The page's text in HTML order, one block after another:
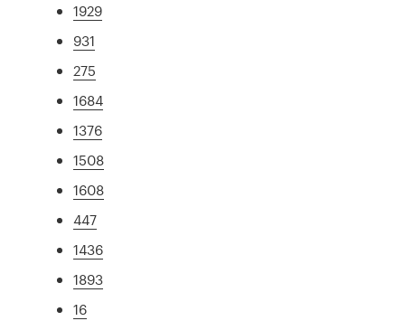
1929
931
275
1684
1376
1508
1608
447
1436
1893
16